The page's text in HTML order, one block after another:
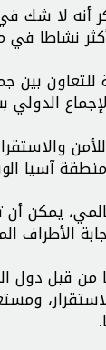
أنه لا شك في
نشاطا
بين
الدولي
آسيا
يمكن
الأطراف
من قبل